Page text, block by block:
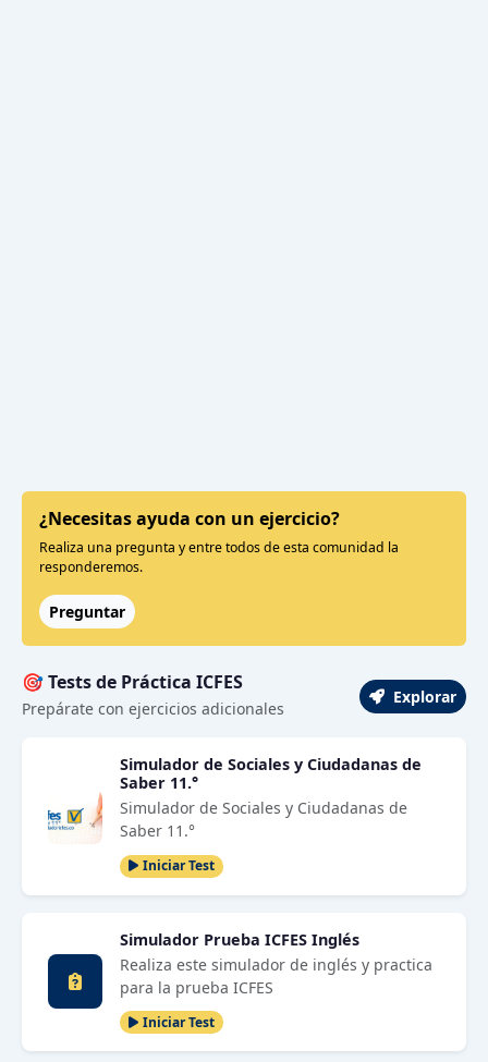
¿Necesitas ayuda con un ejercicio?
Realiza una pregunta y entre todos de esta comunidad la
responderemos.
Preguntar
🎯 Tests de Práctica ICFES
Prepárate con ejercicios adicionales
Explorar
Simulador de Sociales y Ciudadanas de
Saber 11.°
Simulador de Sociales y Ciudadanas de
Saber 11.°
Iniciar Test
Simulador Prueba ICFES Inglés
Realiza este simulador de inglés y practica
para la prueba ICFES
Iniciar Test